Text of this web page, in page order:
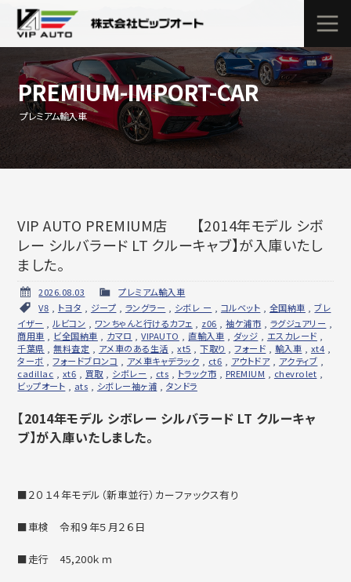
PREMIUM-IMPORT-CAR
プレミアム輸入車
VIP AUTO PREMIUM店 【2014年モデル シボ
レー シルバラード LT クルーキャブ】が入庫いたし
ました。
2026.08.03
プレミアム輸入車
V8
トヨタ ジープ ラングラー シボレ ー コルベット 全国納車 ,ブレ
イザー
,ルビコン ワンちゃんと行けるカフェ z06 ,袖ケ浦市 ラグジュアリー
商用車
ビ全国納車 カマロ ,VIPAUTO 直輸入車 ダッジ エスカレード
千葉県 ,無料査定 アメ車のある生活 ,xt5 ,下取り ,フォード 輸入車 xt4
ターボ ,フォードブロンコ アメ車キャデラック ct6 アウトドア, アクティブ
cadillac
xt6 買取 シボレー cts トラック市 PREMIUM chevrolet
ビップオート
ats シボレー袖ヶ浦 タンドラ
【2014年モデル シボレー シルバラード LT クルーキャ
ブ】が入庫いたしました。
■２０１４年モデル（新車並行）カーファックス有り
■車検 令和９年５月２６日
■走行 45,200ｋｍ